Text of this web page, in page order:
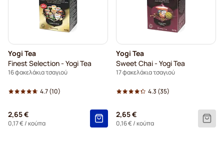
Yogi Tea
Finest Selection - Yogi Tea
16 φακελάκια τσαγιού
4.7(10)
2,65 €
0,17 €/ κούπα
Yogi Tea
Sweet Chai - Yogi Tea
17 φακελάκια τσαγιού
4.3 (35)
2,65 €
0,16 €/ κούπα